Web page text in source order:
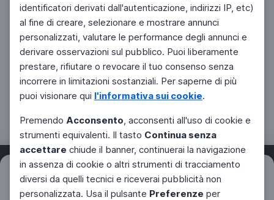
identificatori derivati dall'autenticazione, indirizzi IP, etc)
al fine di creare, selezionare e mostrare annunci
personalizzati, valutare le performance degli annunci e
derivare osservazioni sul pubblico. Puoi liberamente
prestare, rifiutare o revocare il tuo consenso senza
incorrere in limitazioni sostanziali. Per saperne di più
puoi visionare qui l'informativa sui cookie.
Premendo Acconsento, acconsenti all'uso di cookie e
strumenti equivalenti. Il tasto Continua senza
accettare chiude il banner, continuerai la navigazione
in assenza di cookie o altri strumenti di tracciamento
diversi da quelli tecnici e riceverai pubblicità non
personalizzata. Usa il pulsante Preferenze per
Filtri Azzera